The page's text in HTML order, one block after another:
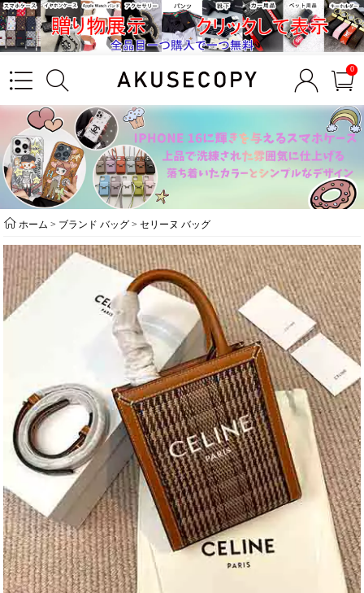
0
ホーム > ブランド バッグ >セリーヌ バッグ